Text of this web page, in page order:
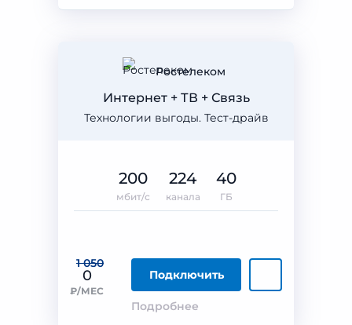
Ростелеком
Технологии выгоды. Тест-драйв
Интернет + ТВ + Связь
1 050
0
₽/МЕС
Подключить
Подробнее
200
мбит/с
224
канала
40
ГБ